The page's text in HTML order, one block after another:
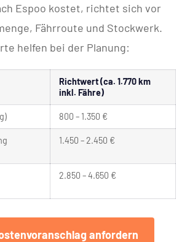
Espoo kostet, richtet sich vor
Fährroute und Stockwerk.
helfen bei der Planung:
Richtwert (ca. 1.770 km
inkl. Fähre)
800 – 1.350 €
1.450 – 2.450 €
2.850 – 4.650 €
anfordern